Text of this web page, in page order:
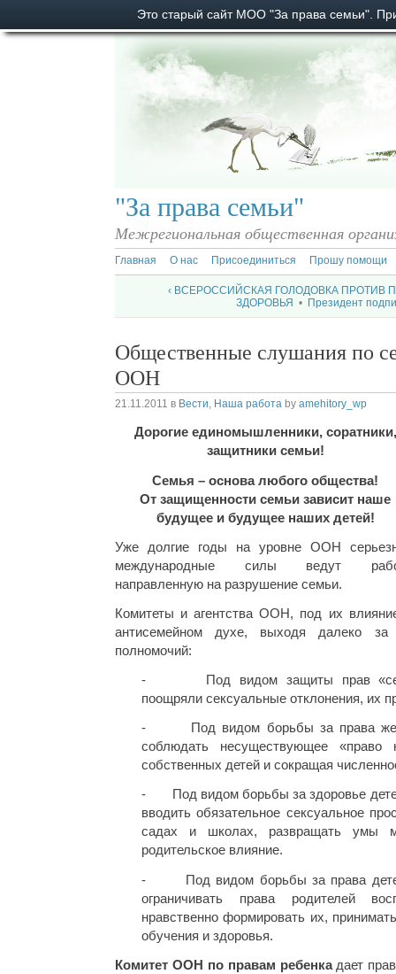
Это старый сайт МОО "За права семьи".
"За права семьи"
Межрегиональная общественная
Главная О нас Присоединиться Прошу помощи
‹ ВСЕРОССИЙСКАЯ ГОЛОДОВКА ПРОТИВ
ЗДОРОВЬЯ • Президент
Общественные слушания по
ООН
21.11.2011 в Вести, Наша работа by amehitory_wp
Дорогие единомышленники, соратники,
защитники семьи!
Семья – основа любого общества!
От защищенности семьи зависит наше
будущее и будущее наших детей!
Уже долгие годы на уровне ООН
международные силы ведут
направленную на разрушение семьи.
Комитеты и агентства ООН, под их
антисемейном духе, выходя далеко
полномочий:
- Под видом защиты прав
поощряли сексуальные отклонения, их
- Под видом борьбы за права
соблюдать несуществующее
собственных детей и сокращая
- Под видом борьбы за здоровье детей
вводить обязательное сексуальное
садах и школах, развращать умы
родительское влияние.
- Под видом борьбы за права
ограничивать права родителей
нравственно формировать их,
обучения и здоровья.
Комитет ООН по правам ребенкадает